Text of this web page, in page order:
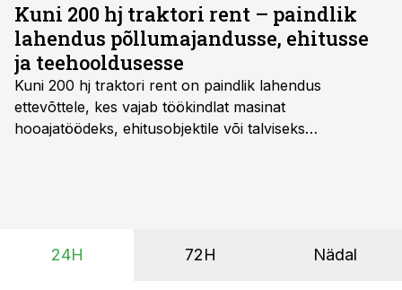
Kuni 200 hj traktori rent – paindlik
lahendus põllumajandusse, ehitusse
ja teehooldusesse
Kuni 200 hj traktori rent on paindlik lahendus
ettevõttele, kes vajab töökindlat masinat
hooajatöödeks, ehitusobjektile või talviseks
on suurim ning iga töötund on oluline.
24H 72H Nädal